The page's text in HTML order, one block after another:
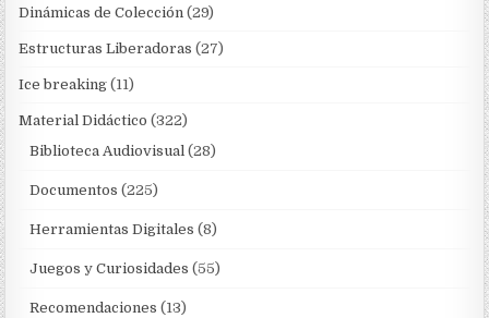
Dinámicas de Colección (29)
Estructuras Liberadoras (27)
Ice breaking (11)
Material Didáctico (322)
Biblioteca Audiovisual (28)
Documentos (225)
Herramientas Digitales (8)
Juegos y Curiosidades (55)
Recomendaciones (13)